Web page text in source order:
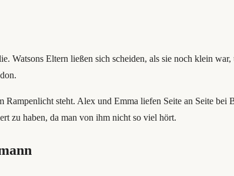
Watsons Eltern ließen sich scheiden, als sie noch klein
steht. Alex und Emma liefen Seite an Seite
zu haben, da man von ihm nicht so viel hört.